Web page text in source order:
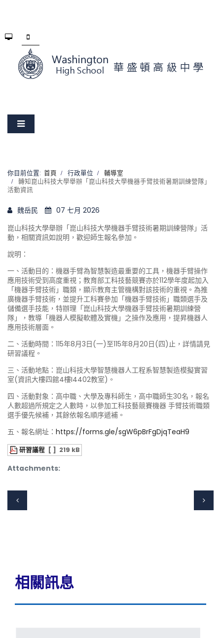
你目前位置: 首頁 行政單位
輔導室
轉知崑山科技大學舉辦「崑山科技大學機器手臂技術暑期訓練營隊」
活動資訊
魏岳民
07 七月 2026
崑山科技大學舉辦「崑山科技大學機器手臂技術暑期訓練營隊」活
動，相關資訊如說明，歡迎師生報名參加。
說明：
一、活動目的：機器手臂為智慧製造最重要的工具，機器手臂操作
應用技術受到高度重視；教育部工科技藝競賽亦於112學年度起加入
「機器手臂技術」職類，顯示教育主管機構對該技術的重視。為推
廣機器手臂技術，並提升工科賽參加「機器手臂技術」職類選手及
儲備選手技能，特辦理「崑山科技大學機器手臂技術暑期訓練營
隊」，教導「機器人模擬軟體及實機」之操作及應用，提昇機器人
應用技術層面。
二、活動時間：115年8月3日(一)至115年8月20日(四)止，詳情請見
研習議程。
三、活動地點：崑山科技大學智慧機器人工程系智慧製造模擬實習
室(資訊大樓四館4樓I4402教室)。
四、活動對象：高中職、大學及專科師生，高中職師生30名，報名
人數超過所規定之人數時，以參加工科技藝競賽機器 手臂技術職類
選手優先候補，其餘依報名順序遞補。
五、報名網址： https://forms.gle/sgW6pBrFgDjqTeaH9
Attachments:
研習議程 [ ] 219 kB
相關訊息